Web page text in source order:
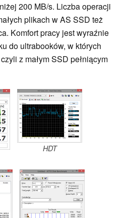
200 MB/s. Liczba operacji
plikach w AS SSD też
Komfort pracy jest wyraźnie
do ultrabooków, w których
z małym SSD pełniącym
HDT